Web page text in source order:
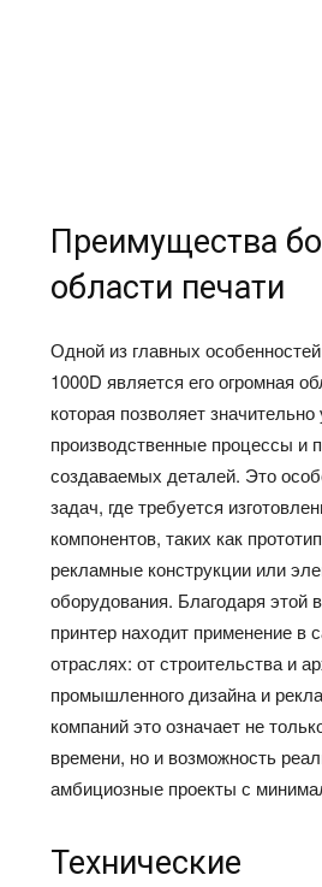
Преимущества
области печати
Одной из главных
1000D является его огромная
которая позволяет значительно
производственные процессы и
создаваемых деталей. Это
задач, где требуется
компонентов, таких как
рекламные конструкции или
оборудования. Благодаря этой
принтер находит применение в
отраслях: от строительства и
промышленного дизайна и
компаний это означает не
времени, но и возможность
амбициозные проекты с
Технические